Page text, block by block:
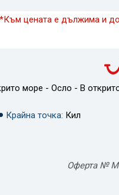
*Към цената е дължима и
море - Осло - В
Крайна точка: Кил
Оферта №